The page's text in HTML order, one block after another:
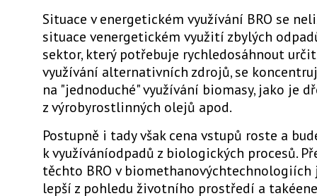
Situace v energetickém využívání BRO se
situace venergetickém využití zbylých
sektor, který potřebuje rychledosáhnout
využívání alternativních zdrojů, se
na "jednoduché" využívání biomasy, jako je
z výrobyrostlinných olejů apod.
Postupně i tady však cena vstupů roste a
k využíváníodpadů z biologických procesů.
těchto BRO v
lepší z pohledu životního prostředí a